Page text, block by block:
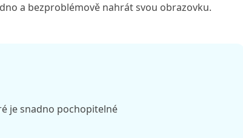
a bezproblémově nahrát svou obrazovku.
je snadno pochopitelné